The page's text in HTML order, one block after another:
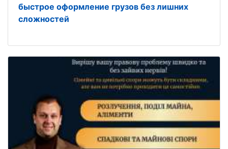
быстрое оформление грузов без лишних
сложностей